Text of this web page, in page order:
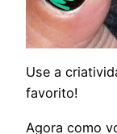
Use a
favorito!
Agora como